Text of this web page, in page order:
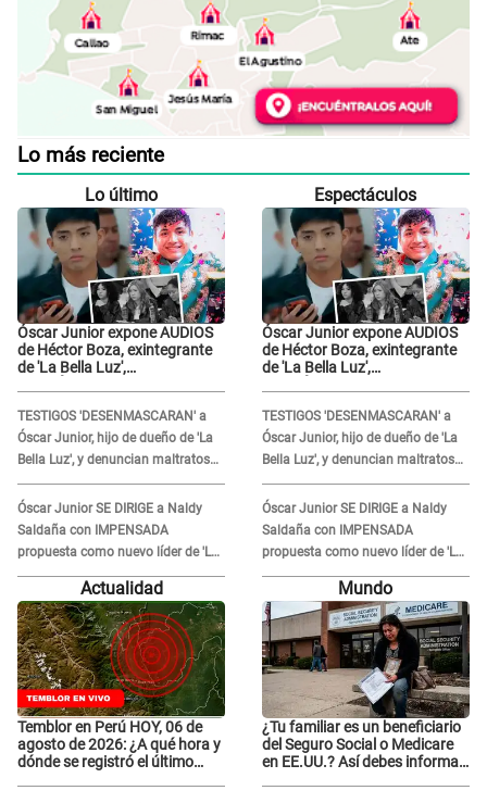
Lo más reciente
Lo último
Óscar Junior expone AUDIOS
de Héctor Boza, exintegrante
de 'La Bella Luz',
"Grábame..."
TESTIGOS 'DESENMASCARAN' a
Óscar Junior, hijo de dueño de 'La
Bella Luz', y denuncian maltratos
en la orquesta: "Los humilla..."
Óscar Junior SE DIRIGE a Naldy
Saldaña con IMPENSADA
propuesta como nuevo líder de 'La
Bella Luz' tras denuncia: "Otro tipo
Espectáculos
Óscar Junior expone AUDIOS
de Héctor Boza, exintegrante
de 'La Bella Luz',
"Grábame..."
TESTIGOS 'DESENMASCARAN' a
Óscar Junior, hijo de dueño de 'La
Bella Luz', y denuncian maltratos
en la orquesta: "Los humilla..."
Óscar Junior SE DIRIGE a Naldy
Saldaña con IMPENSADA
propuesta como nuevo líder de 'La
Bella Luz' tras denuncia: "Otro tipo
Actualidad
Temblor en Perú HOY, 06 de
agosto de 2026: ¿A qué hora y
dónde se registró el último
Mundo
¿Tu familiar es un beneficiario
del Seguro Social o Medicare
en EE.UU.? Así debes informar